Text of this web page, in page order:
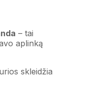
– tai
aplinką
skleidžia